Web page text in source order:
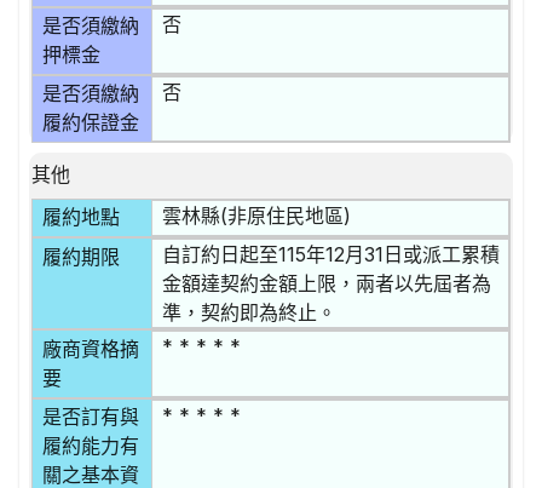
是否須繳納
押標金
否
是否須繳納
履約保證金
否
其他
履約地點
雲林縣(非原住民地區)
履約期限
自訂約日起至115年12月31日或派工累積
金額達契約金額上限，兩者以先屆者為
準，契約即為終止。
廠商資格摘
要
* * * * *
是否訂有與
履約能力有
關之基本資
* * * * *